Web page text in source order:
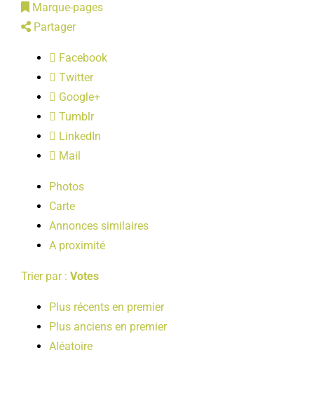
SERVICES MUNICIPAUX
PRATIQUE
Marque-pages
Partager
Facebook
Twitter
Google+
Tumblr
LinkedIn
Mail
Photos
Carte
Annonces similaires
A proximité
Trier par : Votes
Plus récents en premier
Plus anciens en premier
Aléatoire